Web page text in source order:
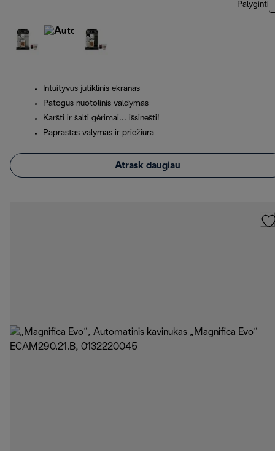
Palyginti
Intuityvus jutiklinis ekranas
Patogus nuotolinis valdymas
Karšti ir šalti gėrimai... išsinešti!
Paprastas valymas ir priežiūra
Atrask daugiau